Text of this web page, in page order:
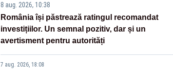
8 aug. 2026, 10:38
România își păstrează ratingul recomandat
investițiilor. Un semnal pozitiv, dar și un
avertisment pentru autorități
7 aug. 2026, 18:08